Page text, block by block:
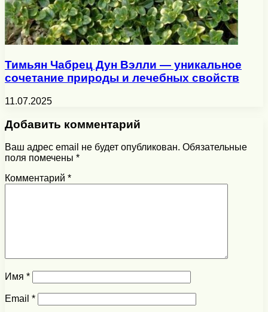
Тимьян Чабрец Дун Вэлли — уникальное
сочетание природы и лечебных свойств
11.07.2025
Добавить комментарий
Ваш адрес email не будет опубликован. Обязательные
поля помечены *
Комментарий *
Имя *
Email *